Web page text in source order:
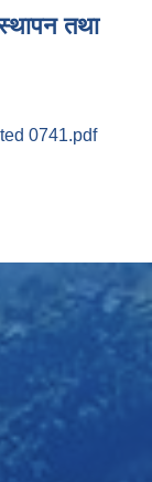
तथा
0741.pdf